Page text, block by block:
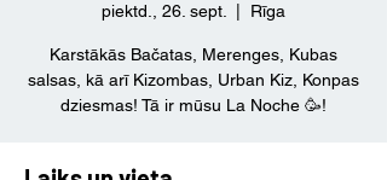
piektd., 26. sept. Rīga
Karstākās Bačatas, Merenges, Kubas
salsas, kā arī Kizombas, Urban Kiz, Konpas
dziesmas! Tā ir mūsu La Noche 🥳!